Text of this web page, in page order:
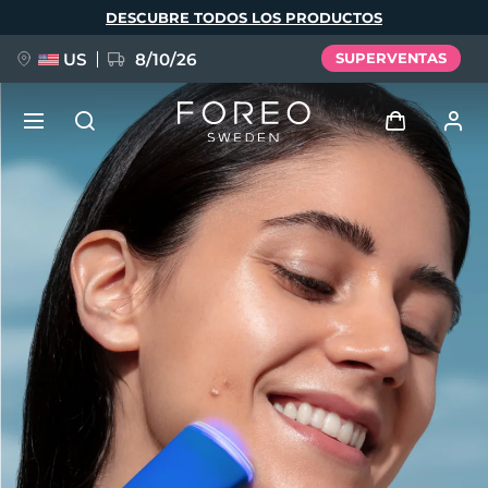
DESCUBRE TODOS LOS PRODUCTOS
US 8/10/26 SUPERVENTAS
Iniciar sesión
Perfil de usuario
Mis dispositivos
Mis pedidos
Mis direcciones
Mis suscripciones
NUEVO
FAQ™ Pure Beauty-Tech Elixir
BREAKING NEWS
issa™ Teeth Whitening Set
Idioma
English Deutsch
Español
Français
Português
Polski
Русский
Türkçe
简体中文 繁體中文